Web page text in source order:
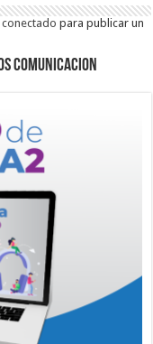
conectado para publicar un
Comunicacion